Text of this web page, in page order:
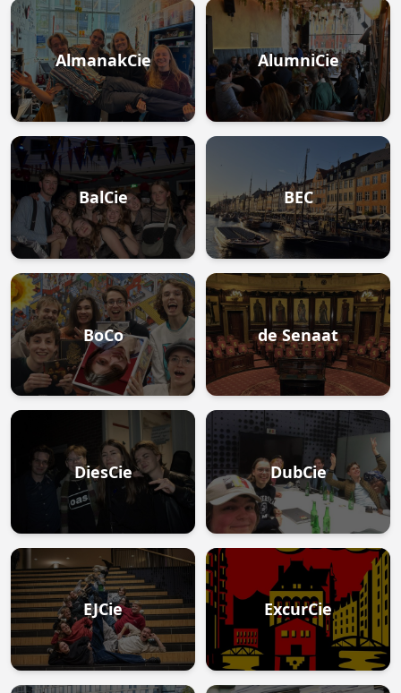
AlmanakCie AlumniCie
BalCie BEC
BoCo de Senaat
DiesCie DubCie
EJCie ExcurCie